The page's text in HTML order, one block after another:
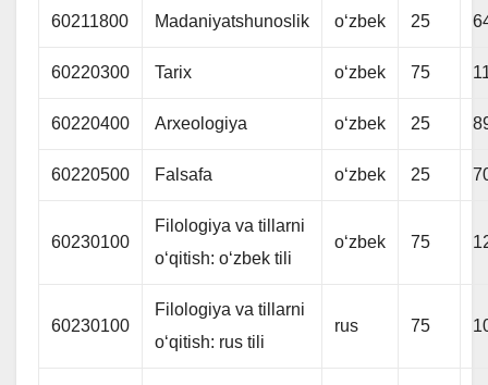
60211800 Madaniyatshunoslik oʻzbek 25
60220300 Tarix oʻzbek 75
60220400 Arxeologiya oʻzbek 25
60220500 Falsafa oʻzbek 25
60230100
Filologiya va tillarni
oʻqitish: oʻzbek tili
oʻzbek 75
60230100
Filologiya va tillarni
oʻqitish: rus tili
rus 75